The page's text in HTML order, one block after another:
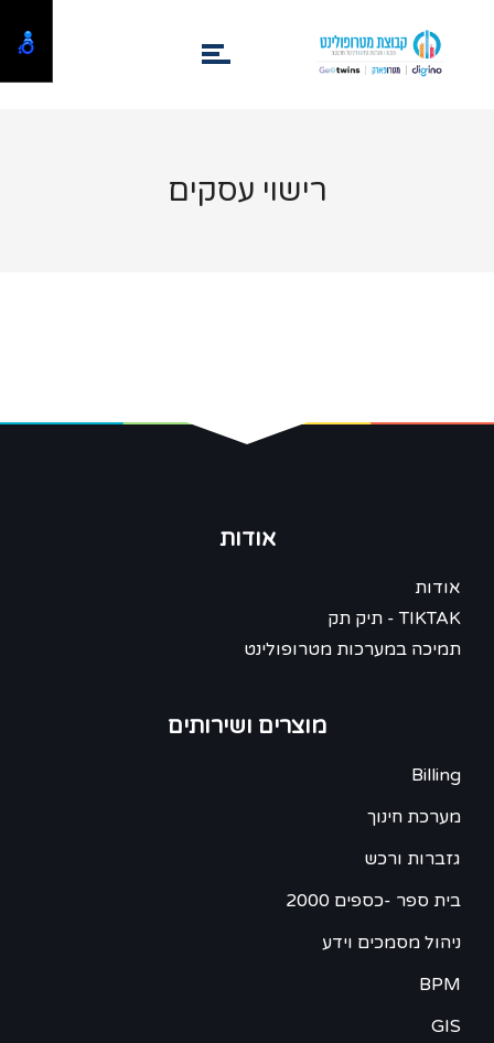
רישוי עסקים
אודות
אודות
TIKTAK - תיק תק
תמיכה במערכות מטרופולינט
מוצרים ושירותים
Billing
מערכת חינוך
גזברות ורכש
בית ספר -כספים 2000
ניהול מסמכים וידע
BPM
GIS